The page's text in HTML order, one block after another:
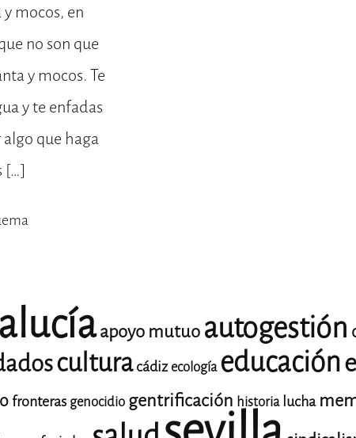
mocos, en
no son que
y mocos. Te
y te enfadas
que haga
[…]
apoyo mutuo autogestión
cultura cádiz ecología educación
fronteras genocidio gentrificación historia lucha